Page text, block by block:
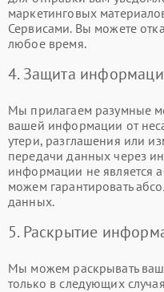
маркетинговых
Сервисами. Вы можете
любое время.
4. Защита
Мы прилагаем разумные
вашей информации от
утери, разглашения или
передачи данных через
информации не является
можем гарантировать
данных.
5. Раскрытие
Мы можем раскрывать
только в следующих